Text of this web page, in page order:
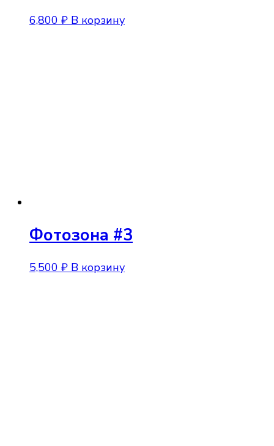
6,800 ₽ В корзину
Фотозона #3
5,500 ₽ В корзину